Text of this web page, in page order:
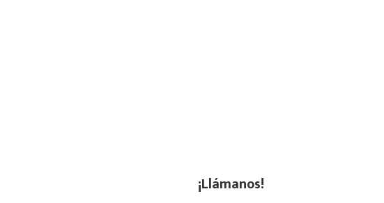
¡Llámanos!